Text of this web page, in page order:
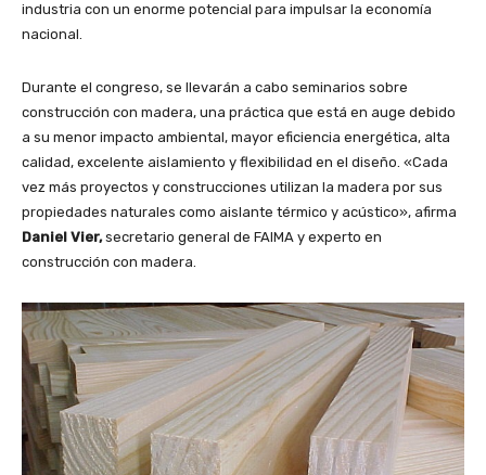
industria con un enorme potencial para impulsar la economía
nacional.
Durante el congreso, se llevarán a cabo seminarios sobre
construcción con madera, una práctica que está en auge debido
a su menor impacto ambiental, mayor eficiencia energética, alta
calidad, excelente aislamiento y flexibilidad en el diseño. «Cada
vez más proyectos y construcciones utilizan la madera por sus
propiedades naturales como aislante térmico y acústico», afirma
Daniel Vier,secretario general de FAIMA y experto en
construcción con madera.